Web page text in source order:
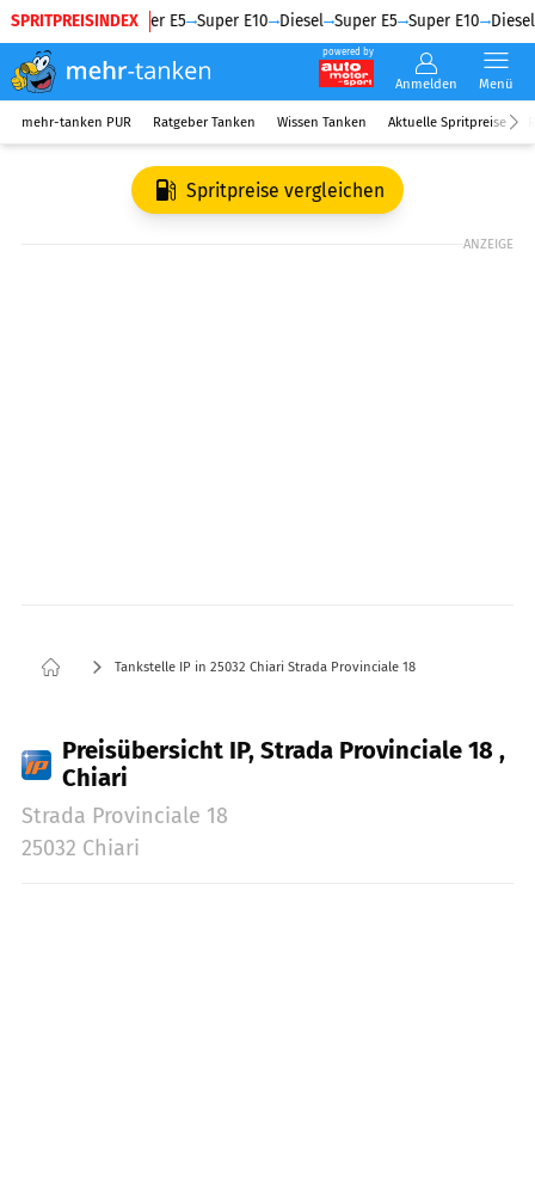
SPRITPREISINDEX
Diesel Super E5 Super E10 Diesel Super E5 Super E10 Diesel
powered by
Anmelden Menü
mehr-tanken PUR Ratgeber Tanken Wissen Tanken Aktuelle Spritpreise
Spritpreise vergleichen
ANZEIGE
Tankstelle IP in 25032 Chiari Strada Provinciale 18
Preisübersicht IP, Strada Provinciale 18 ,
Chiari
Strada Provinciale 18
25032 Chiari